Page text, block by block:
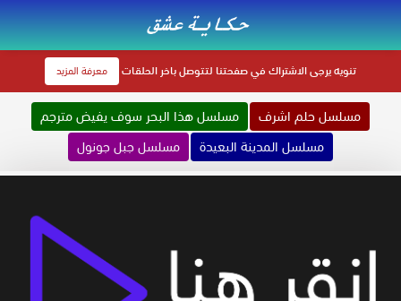
تنويهيرجى الاشتراك في صفحتنا لتتوصل باخر الحلقات معرفة المزيد
مسلسل حلم اشرف
مسلسل هذا البحر سوف يفيض مترجم
مسلسل المدينة البعيدة
مسلسل جبل جونول